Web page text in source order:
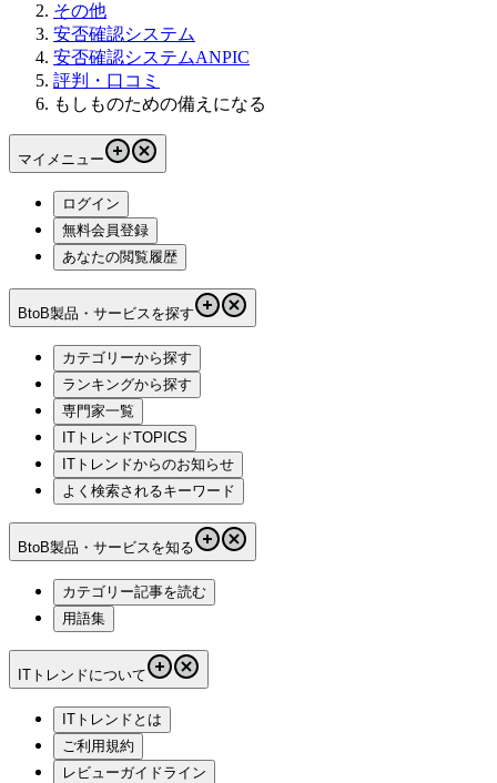
その他
安否確認システム
安否確認システムANPIC
評判・口コミ
もしものための備えになる
マイメニュー
ログイン
無料会員登録
あなたの閲覧履歴
BtoB製品・サービスを探す
カテゴリーから探す
ランキングから探す
専門家一覧
ITトレンドTOPICS
ITトレンドからのお知らせ
よく検索されるキーワード
BtoB製品・サービスを知る
カテゴリー記事を読む
用語集
ITトレンドについて
ITトレンドとは
ご利用規約
レビューガイドライン